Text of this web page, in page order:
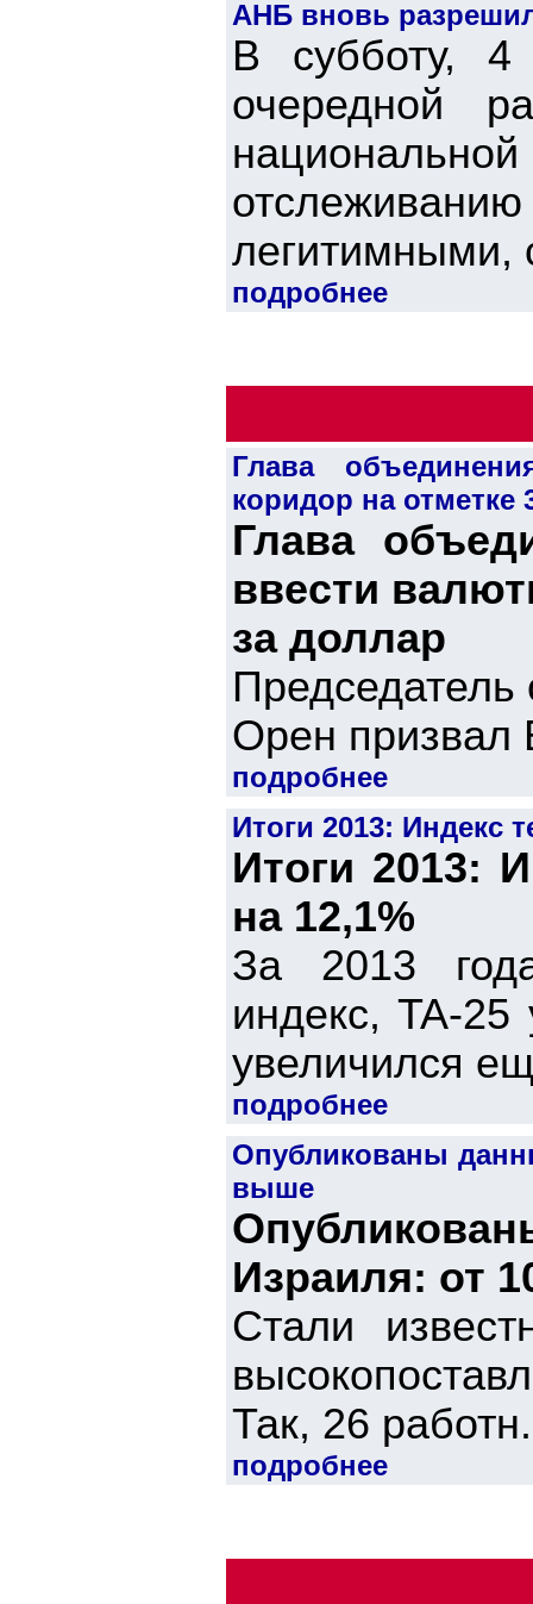
АНБ вновь
В субботу,
очередной
легитимными,
подробнее
Глава
коридор на отметке
Глава
ввести
за доллар
Орен призвал
подробнее
Итоги 2013: Индекс
Итоги 2013:
на 12,1%
За 2013
индекс, TA-
увеличился
подробнее
Опубликованы
выше
Израиля: от
Стали
Так, 26
подробнее